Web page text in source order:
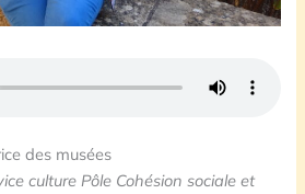
des musées
culture Pôle Cohésion sociale et